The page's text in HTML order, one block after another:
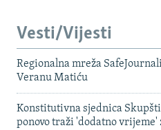
Vesti/Vijesti
Regionalna mreža
Veranu Matiću
Konstitutivna sjednica
ponovo traži 'dodatno vrijeme'